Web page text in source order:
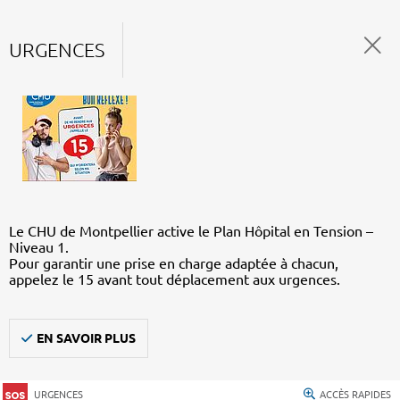
URGENCES
Le CHU de Montpellier active le Plan Hôpital en Tension –
Niveau 1.
Pour garantir une prise en charge adaptée à chacun,
appelez le 15 avant tout déplacement aux urgences.
EN SAVOIR PLUS
URGENCES ACCÈS RAPIDES